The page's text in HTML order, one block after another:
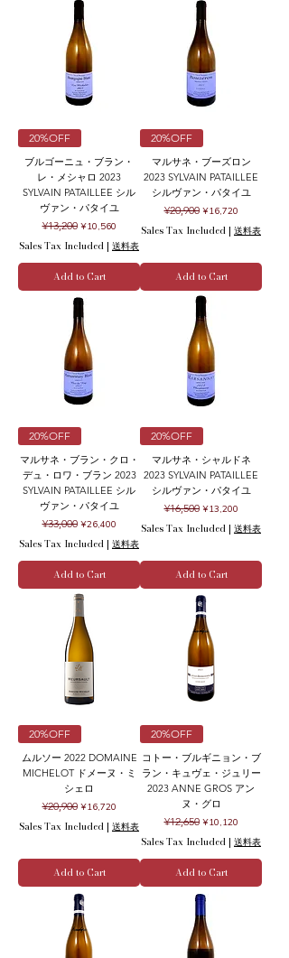
20%OFF
ブルゴーニュ・ブラン・
レ・メシャロ 2023
SYLVAIN PATAILLEE シル
ヴァン・パタイユ
Regular Price
¥13,200 Sale Price
¥10,560
Sales Tax Included | 送料表
Add to Cart
20%OFF
マルサネ・ブーズロン
2023 SYLVAIN PATAILLEE
シルヴァン・パタイユ
Regular Price
¥20,900 Sale Price
¥16,720
Sales Tax Included | 送料表
Add to Cart
20%OFF
マルサネ・ブラン・クロ・
デュ・ロワ・ブラン 2023
SYLVAIN PATAILLEE シル
ヴァン・パタイユ
Regular Price
¥33,000 Sale Price
¥26,400
Sales Tax Included | 送料表
Add to Cart
20%OFF
マルサネ・シャルドネ
2023 SYLVAIN PATAILLEE
シルヴァン・パタイユ
Regular Price
¥16,500 Sale Price
¥13,200
Sales Tax Included | 送料表
Add to Cart
20%OFF
ムルソー 2022 DOMAINE
MICHELOT ドメーヌ・ミ
シェロ
Regular Price
¥20,900 Sale Price
¥16,720
Sales Tax Included | 送料表
Add to Cart
20%OFF
コトー・ブルギニョン・ブ
ラン・キュヴェ・ジュリー
2023 ANNE GROS アン
ヌ・グロ
Regular Price
¥12,650 Sale Price
¥10,120
Sales Tax Included | 送料表
Add to Cart